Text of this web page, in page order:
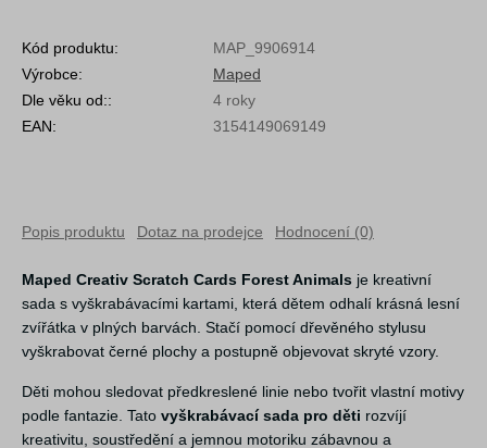
Kód produktu:
MAP_9906914
Výrobce:
Maped
Dle věku od::
4 roky
EAN:
3154149069149
Popis produktu Dotaz na prodejce Hodnocení (0)
Maped Creativ Scratch Cards Forest Animals je kreativní
sada s vyškrabávacími kartami, která dětem odhalí krásná lesní
zvířátka v plných barvách. Stačí pomocí dřevěného stylusu
vyškrabovat černé plochy a postupně objevovat skryté vzory.
Děti mohou sledovat předkreslené linie nebo tvořit vlastní motivy
podle fantazie. Tato vyškrabávací sada pro děti rozvíjí
kreativitu, soustředění a jemnou motoriku zábavnou a